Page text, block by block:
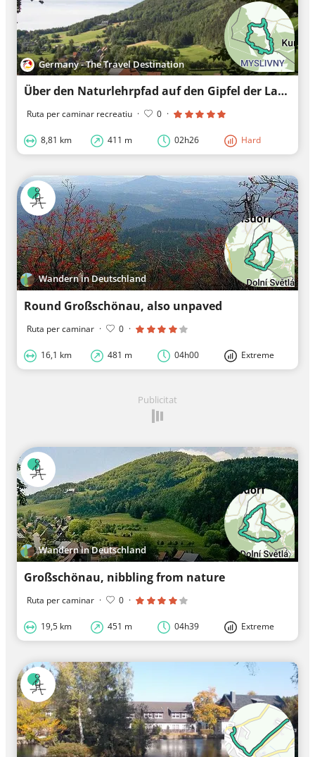
Germany - The Travel Destination
Über den Naturlehrpfad auf den Gipfel der Lausche
Ruta per caminar recreatiu · 0 ·
8,81 km 411 m 02h26 Hard
Wandern in Deutschland
Round Großschönau, also unpaved
Ruta per caminar · 0 ·
16,1 km 481 m 04h00 Extreme
Publicitat
Wandern in Deutschland
Großschönau, nibbling from nature
Ruta per caminar · 0 ·
19,5 km 451 m 04h39 Extreme